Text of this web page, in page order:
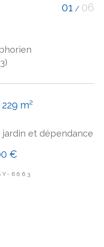
01 / 06
m²
et dépendance
€
6663